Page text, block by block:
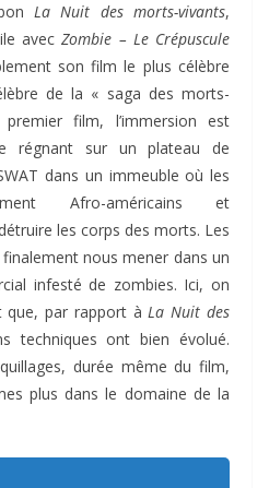
La Nuit des morts-vivants,
avecZombie – Le Crépuscule
son film le plus célèbre
de la « saga des morts-
film, l’immersion est
régnant sur un plateau de
dans un immeuble où les
Afro-américains et
les corps des morts. Les
nous mener dans un
infesté de zombies. Ici, on
que, par rapport àLa Nuit des
techniques ont bien évolué.
durée même du film,
plus dans le domaine de la